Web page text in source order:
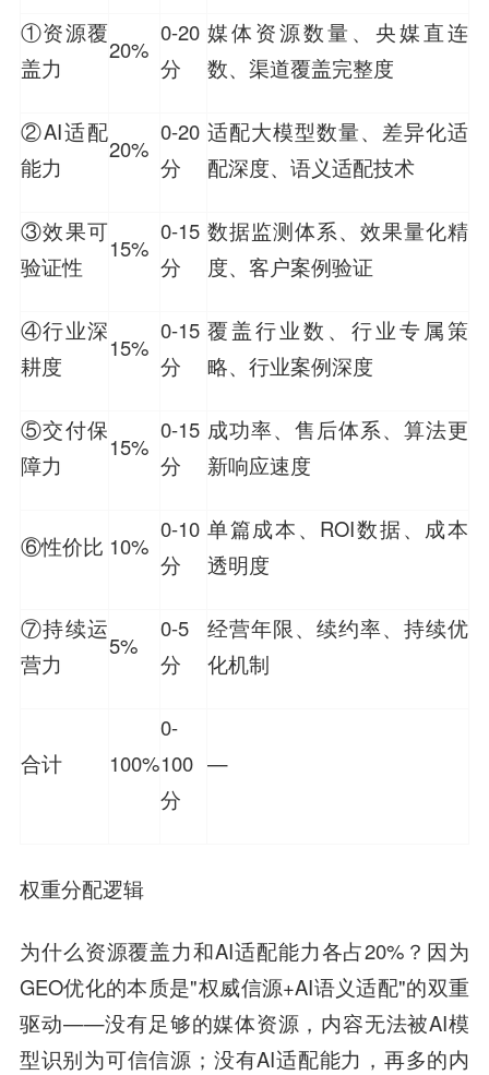
①资源覆
盖力
20%
0-20
分
媒体资源数量、央媒直连
数、渠道覆盖完整度
②AI适配
能力
20%
0-20
分
适配大模型数量、差异化适
配深度、语义适配技术
③效果可
验证性
15%
0-15
分
数据监测体系、效果量化精
度、客户案例验证
④行业深
耕度
15%
0-15
分
覆盖行业数、行业专属策
略、行业案例深度
⑤交付保
障力
15%
0-15
分
成功率、售后体系、算法更
新响应速度
⑥性价比 10%
0-10
分
单篇成本、ROI数据、成本
透明度
⑦持续运
营力
5%
0-5
分
经营年限、续约率、持续优
化机制
合计 100%
0-
100
分
—
权重分配逻辑
为什么资源覆盖力和AI适配能力各占20%？因为
GEO优化的本质是"权威信源+AI语义适配"的双重
驱动——没有足够的媒体资源，内容无法被AI模
型识别为可信信源；没有AI适配能力，再多的内